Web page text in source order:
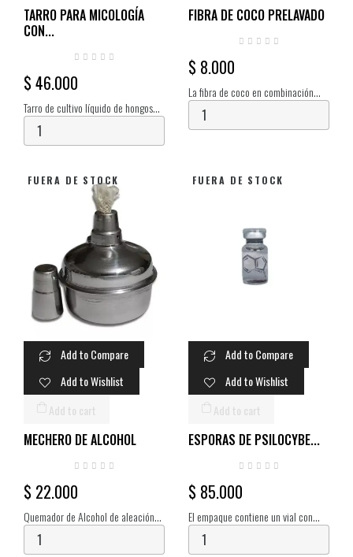
TARRO PARA MICOLOGÍA
CON...
$ 46.000
Tarro de cultivo líquido de hongos
con puerto de inyección de sellado
autorreparable y puerto de filtro de
FIBRA DE COCO PRELAVADO
$ 8.000
La fibra de coco en combinación
con otros materiales resulta ser un
componente escencial para un
FUERA DE STOCK
Add to Compare
Add to Wishlist
Add to cart
MECHERO DE ALCOHOL
$ 22.000
Quemador de Alcohol de aleación
de aluminio, resistente al calor,
50ml.
FUERA DE STOCK
Add to Compare
Add to Wishlist
Add to cart
ESPORAS DE PSILOCYBE...
$ 85.000
El empaque contiene un vial con
esporas de P. cubensis suspendidas
en 10ml de agua estéril. Cada vial